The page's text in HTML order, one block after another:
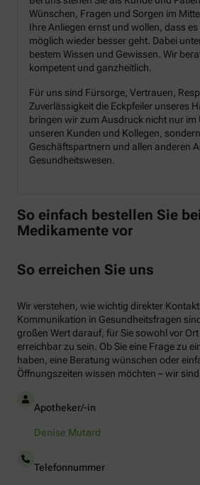
Wünschen, Fragen und Sorgen im
Ihre Anliegen ernst und wollen, dass
möglich wieder besser geht. Dabei
bestem Wissen und Gewissen. Wir
kompetent und ganzheitlich.
Für uns sind Fürsorge, Vertrauen,
Zuverlässigkeit die Eckpfeiler unseres
bringen wir zum Ausdruck nicht nur im
unseren Kunden und Kollegen,
Geschäftspartnern und allen anderen
Gesundheitswesen.
So einfach bestellen Sie
Medikamente vor
So erreichen Sie uns
Wir verstehen, wie wichtig direkter
Kommunikation in Gesundheitsfragen
großen Wert darauf, für Sie sowohl vor
erreichbar zu sein. Ob Sie eine Frage zu
haben, eine Beratung wünschen oder
Öffnungszeiten wissen möchten – wir sind
Apotheker/-in
Denise Mutard
Telefonnummer